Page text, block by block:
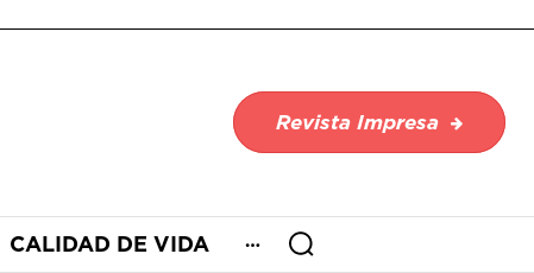
Revista Impresa
CALIDAD DE VIDA